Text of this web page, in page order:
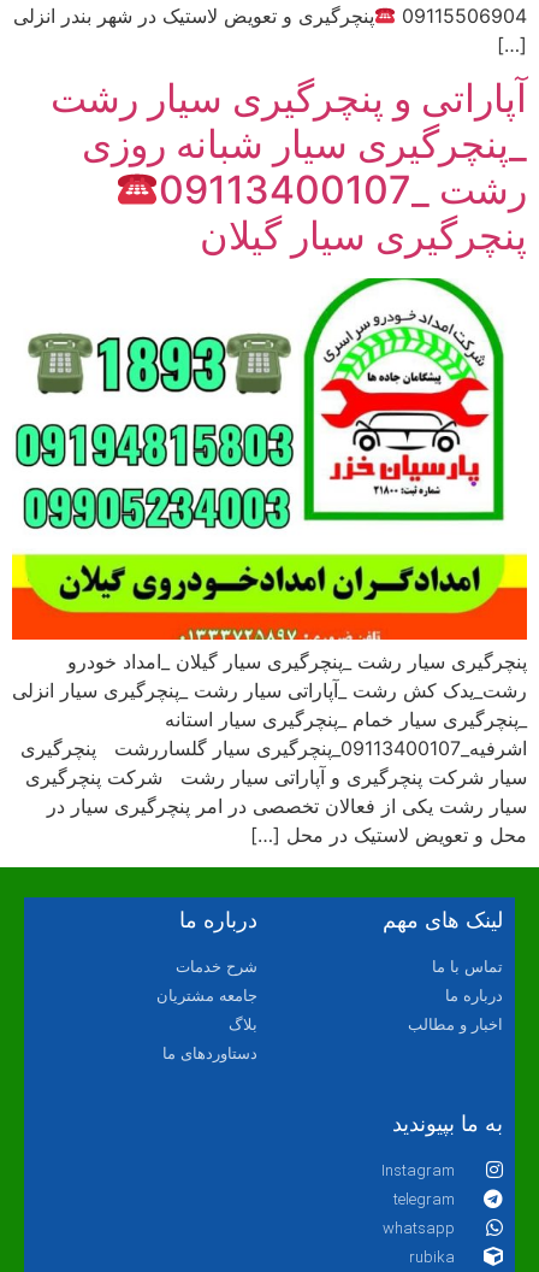
09115506904
پنچرگیری و تعویض لاستیک در شهر بندر انزلی
[…]
آپاراتی و پنچرگیری سیار رشت
_پنچرگیری سیار شبانه روزی
رشت _09113400107
پنچرگیری سیار گیلان
پنچرگیری سیار رشت _پنچرگیری سیار گیلان _امداد خودرو
رشت_یدک کش رشت _آپاراتی سیار رشت _پنچرگیری سیار انزلی
_پنچرگیری سیار خمام _پنچرگیری سیار استانه
اشرفیه_09113400107_پنچرگیری سیار گلساررشت پنچرگیری
سیار شرکت پنچرگیری و آپاراتی سیار رشت شرکت پنچرگیری
سیار رشت یکی از فعالان تخصصی در امر پنچرگیری سیار در
محل و تعویض لاستیک در محل […]
لینک های مهم
تماس با ما
درباره ما
اخبار و مطالب
درباره ما
شرح خدمات
جامعه مشتریان
بلاگ
دستاوردهای ما
به ما بپیوندید
Instagram
telegram
whatsapp
rubika